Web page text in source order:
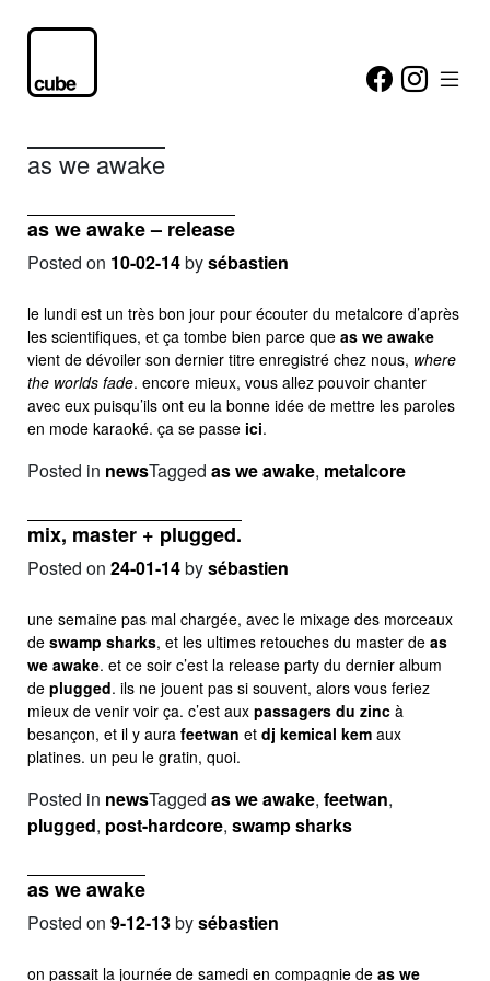
as we awake
as we awake – release
Posted on 10-02-14bysébastien
le lundi est un très bon jour pour écouter du metalcore d’après
les scientifiques, et ça tombe bien parce que as we awake
vient de dévoiler son dernier titre enregistré chez nous, where
the worlds fade. encore mieux, vous allez pouvoir chanter
avec eux puisqu’ils ont eu la bonne idée de mettre les paroles
en mode karaoké. ça se passe ici.
Posted in newsTagged as we awake, metalcore
mix, master + plugged.
Posted on 24-01-14bysébastien
une semaine pas mal chargée, avec le mixage des morceaux
de swamp sharks, et les ultimes retouches du master de as
we awake. et ce soir c’est la release party du dernier album
de plugged. ils ne jouent pas si souvent, alors vous feriez
mieux de venir voir ça. c’est aux passagers du zinc à
besançon, et il y aura feetwan et dj kemical kem aux
platines. un peu le gratin, quoi.
Posted in newsTagged as we awake, feetwan,
plugged, post-hardcore, swamp sharks
as we awake
Posted on 9-12-13bysébastien
on passait la journée de samedi en compagnie de as we